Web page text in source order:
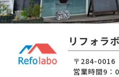
リフォラ
〒284-0016
営業時間9：